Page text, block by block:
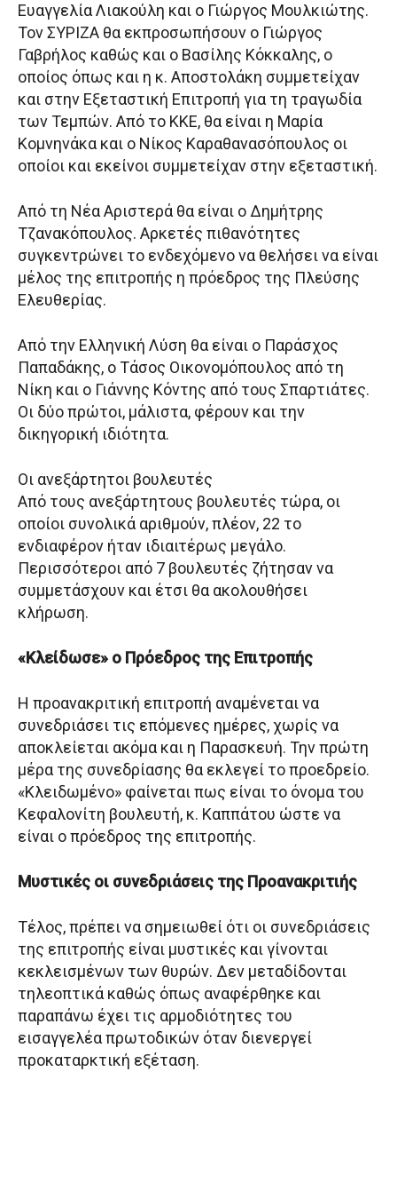
Ευαγγελία Λιακούλη και ο Γιώργος Μουλκιώτης.
Τον ΣΥΡΙΖΑ θα εκπροσωπήσουν ο Γιώργος
Γαβρήλος καθώς και ο Βασίλης Κόκκαλης, ο
οποίος όπως και η κ. Αποστολάκη συμμετείχαν
και στην Εξεταστική Επιτροπή για τη τραγωδία
των Τεμπών. Από το ΚΚΕ, θα είναι η Μαρία
Κομνηνάκα και ο Νίκος Καραθανασόπουλος οι
οποίοι και εκείνοι συμμετείχαν στην εξεταστική.
Από τη Νέα Αριστερά θα είναι ο Δημήτρης
Τζανακόπουλος. Αρκετές πιθανότητες
συγκεντρώνει το ενδεχόμενο να θελήσει να είναι
μέλος της επιτροπής η πρόεδρος της Πλεύσης
Ελευθερίας.
Από την Ελληνική Λύση θα είναι ο Παράσχος
Παπαδάκης, ο Τάσος Οικονομόπουλος από τη
Νίκη και ο Γιάννης Κόντης από τους Σπαρτιάτες.
Οι δύο πρώτοι, μάλιστα, φέρουν και την
δικηγορική ιδιότητα.
Οι ανεξάρτητοι βουλευτές
Από τους ανεξάρτητους βουλευτές τώρα, οι
οποίοι συνολικά αριθμούν, πλέον, 22 το
ενδιαφέρον ήταν ιδιαιτέρως μεγάλο.
Περισσότεροι από 7 βουλευτές ζήτησαν να
συμμετάσχουν και έτσι θα ακολουθήσει
κλήρωση.
«Κλείδωσε» ο Πρόεδρος της Επιτροπής
Η προανακριτική επιτροπή αναμένεται να
συνεδριάσει τις επόμενες ημέρες, χωρίς να
αποκλείεται ακόμα και η Παρασκευή. Την πρώτη
μέρα της συνεδρίασης θα εκλεγεί το προεδρείο.
«Κλειδωμένο» φαίνεται πως είναι το όνομα του
Κεφαλονίτη βουλευτή, κ. Καππάτου ώστε να
είναι ο πρόεδρος της επιτροπής.
Μυστικές οι συνεδριάσεις της Προανακριτιής
Τέλος, πρέπει να σημειωθεί ότι οι συνεδριάσεις
της επιτροπής είναι μυστικές και γίνονται
κεκλεισμένων των θυρών. Δεν μεταδίδονται
τηλεοπτικά καθώς όπως αναφέρθηκε και
παραπάνω έχει τις αρμοδιότητες του
εισαγγελέα πρωτοδικών όταν διενεργεί
προκαταρκτική εξέταση.